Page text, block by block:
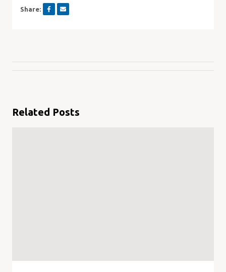
Share:
Related Posts